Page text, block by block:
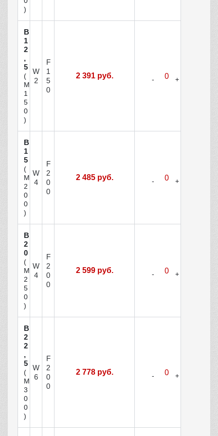
)
В
1
2
,
5
(
М
1
5
0
)
W
2
F
1
5
0
2 391 руб.
В
1
5
(
М
2
0
0
)
W
4
F
2
0
0
2 485 руб.
В
2
0
(
М
2
5
0
)
W
4
F
2
0
0
2 599 руб.
В
2
2
,
5
(
М
3
0
0
)
W
6
F
2
0
0
2 778 руб.